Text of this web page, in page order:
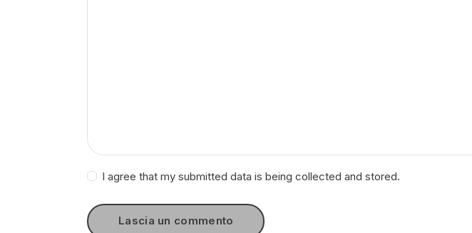
I agree that my submitted data is being collected and stored.